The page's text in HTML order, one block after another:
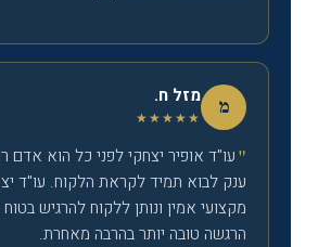
מ מזל ח.
★★★★★
עו"ד אופיר יצחקי לפני כל הוא אדם
ענק לבוא תמיד לקראת הלקוח. עו"ד
מקצועי אמין ונותן ללקוח להרגיש
הרגשה טובה יותר בהרבה מאחרת.